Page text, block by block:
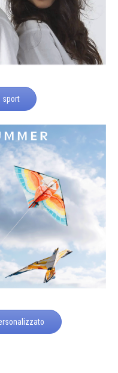
sport